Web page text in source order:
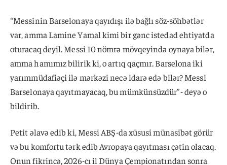
“Messinin Barselonaya qayıdışı ilə bağlı söz-söhbətlər
var, amma Lamine Yamal kimi bir gənc istedad ehtiyatda
oturacaq deyil. Messi 10 nömrə mövqeyində oynaya bilər,
amma hamımız bilirik ki, o artıq qaçmır. Barselona iki
yarımmüdafiəçi ilə mərkəzi necə idarə edə bilər? Messi
Barselonaya qayıtmayacaq, bu mümkünsüzdür”- deyə o
bildirib.
Petit əlavə edib ki, Messi ABŞ-da xüsusi münasibət görür
və bu komfortu tərk edib Avropaya qayıtması çətin olacaq.
Onun fikrincə, 2026-cı il Dünya Çempionatından sonra